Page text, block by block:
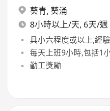
葵青, 葵涌
8小時以上/天, 6天/週
具小六程度或以上,經
每天上班9小時,包括1
勤工獎勵